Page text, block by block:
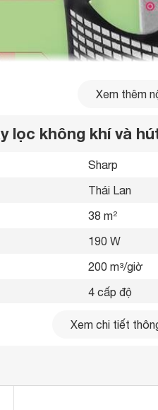
CHÓNG
bằng tốc độ quạttối đa kết
Xem thêm
lọc không khí và
Sharp
Thái Lan
38 m²
190 W
200 m³/giờ
4 cấp độ
Lọc bụi thô,
Xem chi tiết